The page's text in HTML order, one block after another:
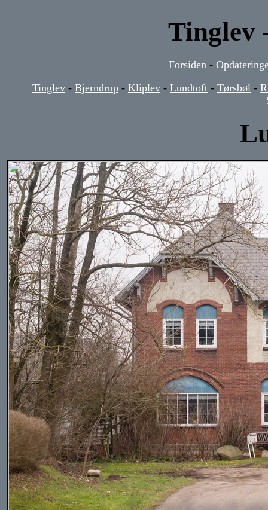
Tinglev
Forsiden -
Tinglev - Bjerndrup - Kliplev - Lundtoft - Tørsbøl -